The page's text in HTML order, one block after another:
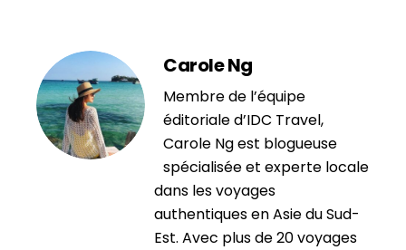
Carole Ng
Membre de l’équipe
éditoriale d’IDC Travel,
Carole Ng est blogueuse
spécialisée et experte locale
dans les voyages
authentiques en Asie du Sud-
Est. Avec plus de 20 voyages